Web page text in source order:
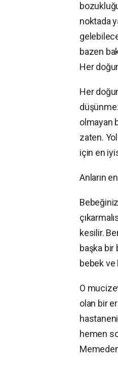
noktada
bazen
Her
Her
olmayan
zaten.
için en
Anların
kesilir.
başka bir
bebek ve
O
olan bir
hemen